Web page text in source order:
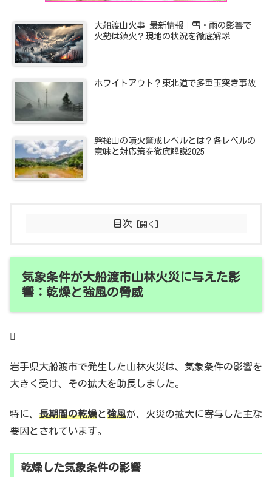
大船渡山火事 最新情報｜雪・雨の影響で
火勢は鎮火？現地の状況を徹底解説
ホワイトアウト？東北道で多重玉突き事故
磐梯山の噴火警戒レベルとは？各レベルの
意味と対応策を徹底解説2025
目次
気象条件が大船渡市山林火災に与えた影
響：乾燥と強風の脅威

岩手県大船渡市で発生した山林火災は、気象条件の影響を
大きく受け、その拡大を助長しました。
特に、 長期間の乾燥と強風が、火災の拡大に寄与した主な
要因とされています。
乾燥した気象条件の影響